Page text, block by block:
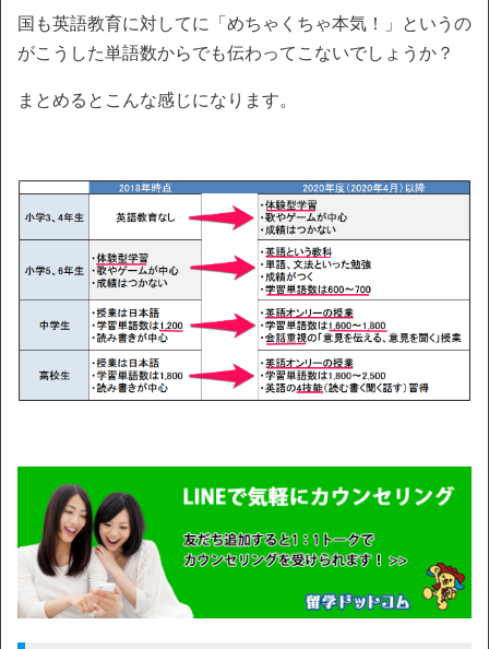
国も英語教育に対してに「めちゃくちゃ本気！」というの
がこうした単語数からでも伝わってこないでしょうか？
まとめるとこんな感じになります。